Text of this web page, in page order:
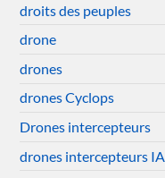
droits des peuples
drone
drones
drones Cyclops
Drones intercepteurs
drones intercepteurs IA